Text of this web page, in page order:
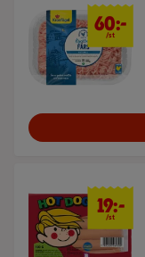
60 kr/st
60:-
/st
19 kr/st
19:-
/st